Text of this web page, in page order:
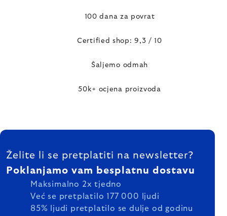
100 dana za povrat
Certified shop: 9,3 / 10
Šaljemo odmah
50k+ ocjena proizvoda
FOOTER
Želite li se pretplatiti na newsletter?
Poklanjamo vam besplatnu dostavu
Maksimalno 2x tjedno
Već se pretplatilo 177 000 ljudi
85% ljudi pretplatilo se dulje od godinu